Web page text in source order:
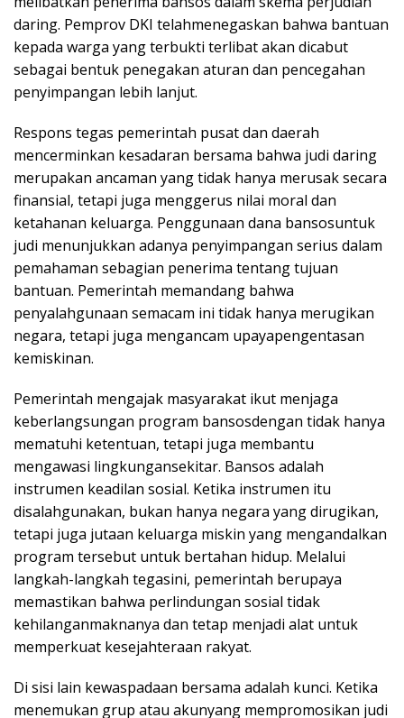
daring. Pemprov DKI telahmenegaskan bahwa bantuan
kepada warga yang terbukti terlibat akan dicabut
sebagai bentuk penegakan aturan dan pencegahan
penyimpangan lebih lanjut.
Respons tegas pemerintah pusat dan daerah
mencerminkan kesadaran bersama bahwa judi daring
merupakan ancaman yang tidak hanya merusak secara
finansial, tetapi juga menggerus nilai moral dan
ketahanan keluarga. Penggunaan dana bansosuntuk
judi menunjukkan adanya penyimpangan serius dalam
pemahaman sebagian penerima tentang tujuan
bantuan. Pemerintah memandang bahwa
penyalahgunaan semacam ini tidak hanya merugikan
negara, tetapi juga mengancam upayapengentasan
kemiskinan.
Pemerintah mengajak masyarakat ikut menjaga
keberlangsungan program bansosdengan tidak hanya
mematuhi ketentuan, tetapi juga membantu
mengawasi lingkungansekitar. Bansos adalah
instrumen keadilan sosial. Ketika instrumen itu
disalahgunakan, bukan hanya negara yang dirugikan,
tetapi juga jutaan keluarga miskin yang mengandalkan
program tersebut untuk bertahan hidup. Melalui
langkah-langkah tegasini, pemerintah berupaya
memastikan bahwa perlindungan sosial tidak
kehilanganmaknanya dan tetap menjadi alat untuk
memperkuat kesejahteraan rakyat.
Di sisi lain kewaspadaan bersama adalah kunci. Ketika
menemukan grup atau akunyang mempromosikan judi